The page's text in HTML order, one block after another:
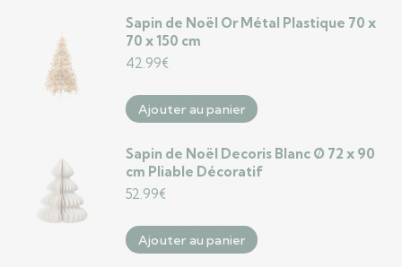
Sapin de Noël Or Métal Plastique 70 x
70 x 150 cm
42.99€
Ajouter au panier
Sapin de Noël Decoris Blanc Ø 72 x 90
cm Pliable Décoratif
52.99€
Ajouter au panier